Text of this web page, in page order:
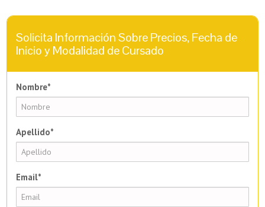
Solicita Información Sobre Precios, Fecha de
Inicio y Modalidad de Cursado
Nombre*
Apellido*
Email*